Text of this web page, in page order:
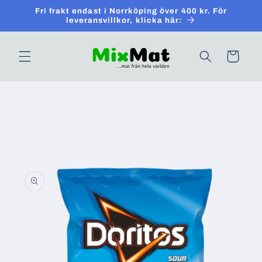
Skip toFri frakt endast i Norrköping över 400 kr. För
leveransvillkor, klicka här:
Cart